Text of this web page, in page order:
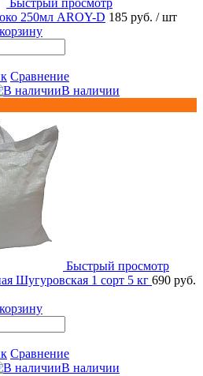
Быстрый просмотр
250мл AROY-D 185 руб. / шт
Сравнение
В наличии
Быстрый просмотр
Шугуровская 1 сорт 5 кг 690 руб.
Сравнение
В наличии